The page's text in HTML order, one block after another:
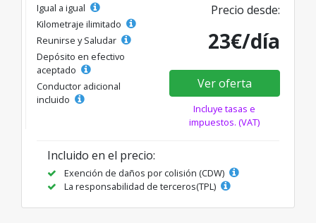
Igual a igual
Kilometraje ilimitado
Reunirse y Saludar
Depósito en efectivo
aceptado
Conductor adicional
incluido
Precio desde:
23€/día
Ver oferta
Incluye tasas e
impuestos. (VAT)
Incluido en el precio:
Exención de daños por colisión (CDW)
La responsabilidad de terceros(TPL)